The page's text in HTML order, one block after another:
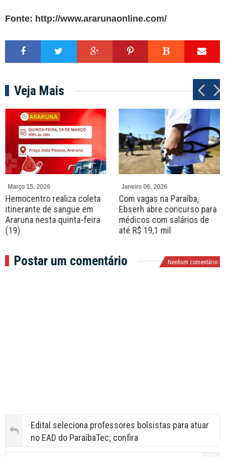
Fonte: http://www.ararunaonline.com/
Veja Mais
Março 15, 2026
Hemocentro realiza coleta
itinerante de sangue em
Araruna nesta quinta-feira
(19)
Janeiro 06, 2026
Com vagas na Paraíba,
Ebserh abre concurso para
médicos com salários de
até R$ 19,1 mil
P
r
e
v
N
e
x
t
Postar um comentário Nenhum comentário
Edital seleciona professores bolsistas para atuar
no EAD do ParaíbaTec; confira